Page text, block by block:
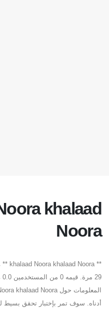
khalaad
Noora
أدناه. سوف تمر بإختبار تحقق بسيط